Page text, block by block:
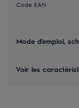
Code EAN
Mode d'emploi,
Voir les